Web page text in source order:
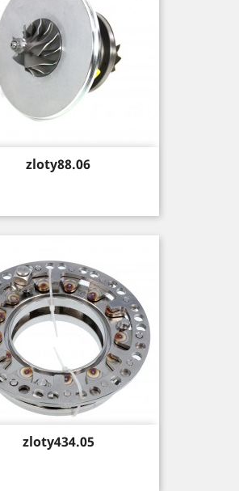
Price
zloty88.06
Price
zloty434.05